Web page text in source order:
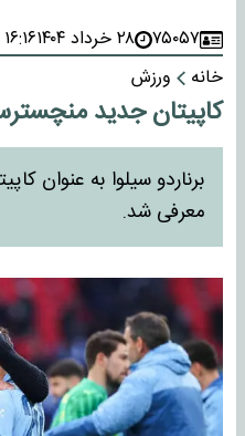
۷۵۰۵۷ ۲۸ خرداد ۱۴۰۴
۱۶:۱۶
خانه
ورزش
کاپیتان جدید
برناردو سیلوا به عنوان
معرفی شد.